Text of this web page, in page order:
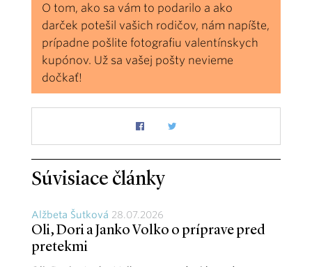
O tom, ako sa vám to podarilo a ako
darček potešil vašich rodičov, nám napíšte,
prípadne pošlite fotografiu valentínskych
kupónov. Už sa vašej pošty nevieme
dočkať!
Súvisiace články
Alžbeta Šutková 28.07.2026
Oli, Dori a Janko Volko o príprave pred
pretekmi